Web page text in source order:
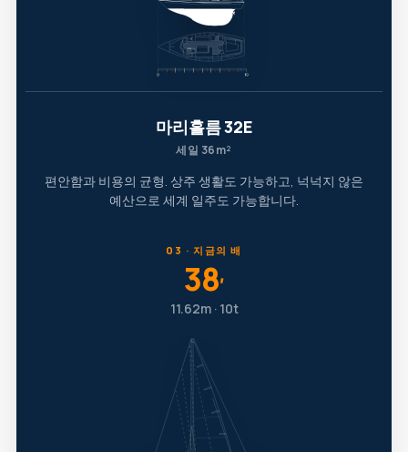
마리홀름 32E
세일 36m²
편안함과 비용의 균형. 상주 생활도 가능하고, 넉넉지 않은
예산으로 세계 일주도 가능합니다.
03 · 지금의 배
38′
11.62m · 10t